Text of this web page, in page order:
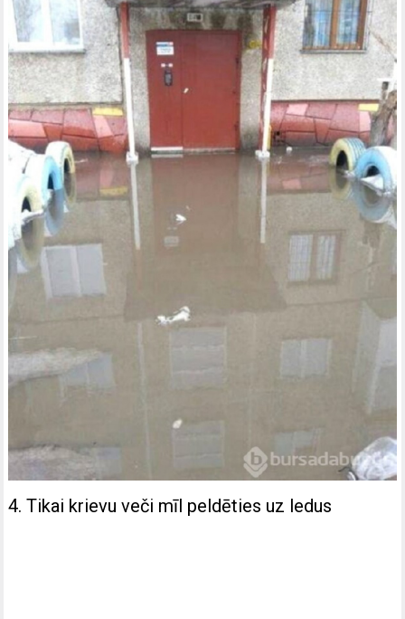
4. Tikai krievu veči mīl peldēties uz ledus